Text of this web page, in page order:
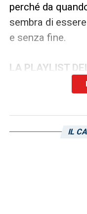
perché da
sembra di
e senza fine.
LA PLAYLIST
IL